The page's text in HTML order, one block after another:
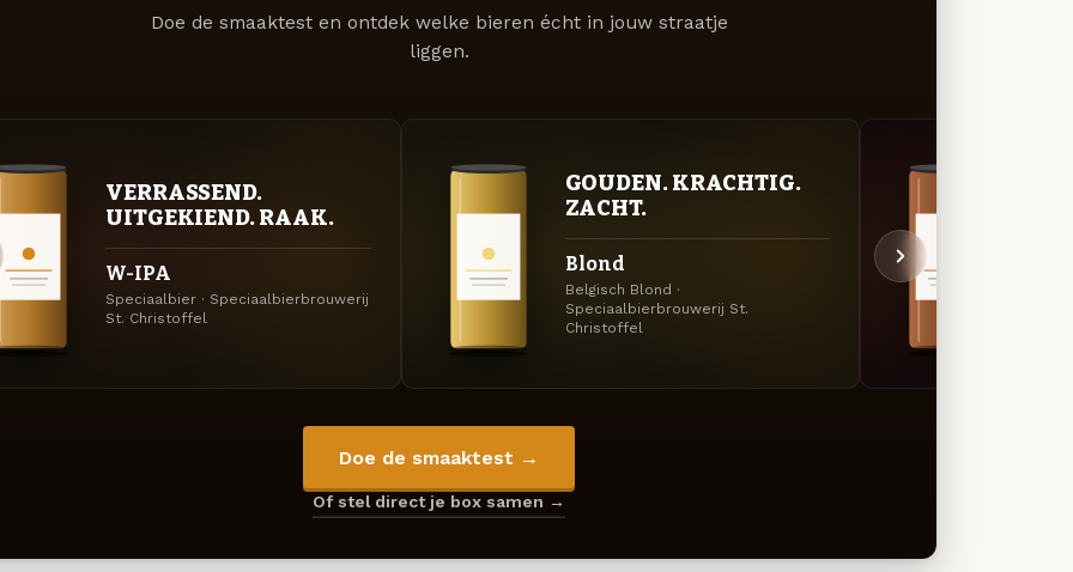
Doe de smaaktest en ontdek welke bieren écht in jouw straatje
liggen.
VERRASSEND.
UITGEKIEND. RAAK.
W-IPA
Speciaalbier · Speciaalbierbrouwerij
St. Christoffel
GOUDEN. KRACHTIG.
ZACHT.
Blond
Belgisch Blond ·
Speciaalbierbrouwerij St.
Christoffel
Doe de smaaktest →
Of stel direct je box samen →